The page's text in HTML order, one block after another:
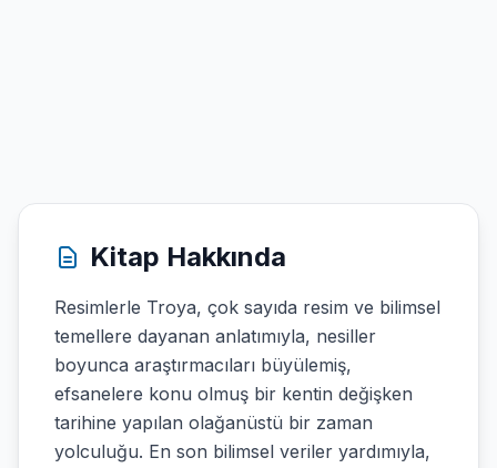
Kitap Hakkında
Resimlerle Troya, çok sayıda resim ve bilimsel
temellere dayanan anlatımıyla, nesiller
boyunca araştırmacıları büyülemiş,
efsanelere konu olmuş bir kentin değişken
tarihine yapılan olağanüstü bir zaman
yolculuğu. En son bilimsel veriler yardımıyla,